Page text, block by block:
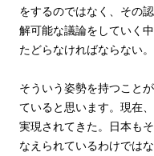
をするのではなく、その
解可能な議論をしていく
たどらなければならない。
そういう姿勢を持つこと
ていると思います。現在
実現されてきた。日本も
なえられているわけでは